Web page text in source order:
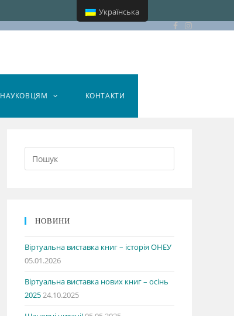
НАУКОВЦЯМ КОНТАКТИ
НОВИНИ
Віртуальна виставка книг – історія ОНЕУ
05.01.2026
Віртуальна виставка нових книг – осінь
202524.10.2025
Українська